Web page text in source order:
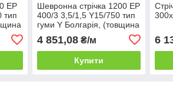
EP
тип
Шевронна стрічка 1200 EP
400/3 3,5/1,5 Y15/750 тип
гуми Y Болгарія, (товщина
4 851,08₴/м
Купити
6